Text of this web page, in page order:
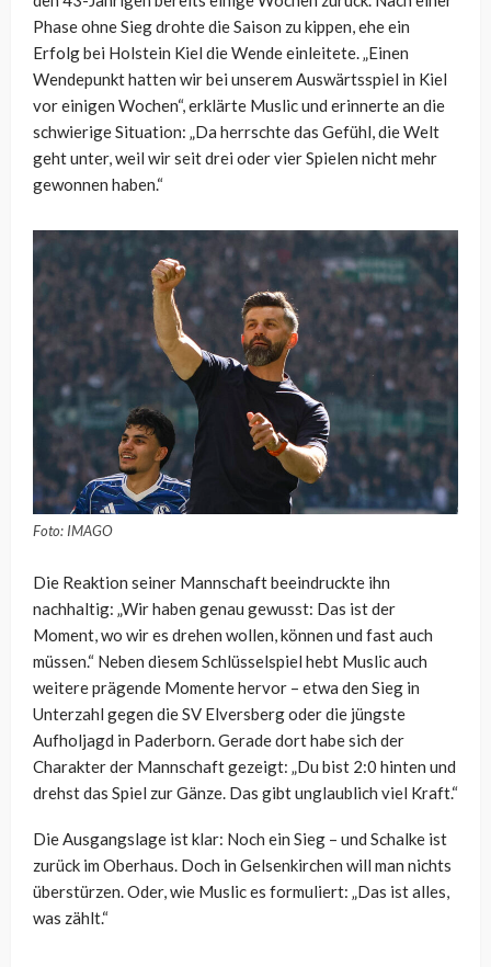
Phase ohne Sieg drohte die Saison zu kippen, ehe ein
Erfolg bei Holstein Kiel die Wende einleitete. „Einen
Wendepunkt hatten wir bei unserem Auswärtsspiel in Kiel
vor einigen Wochen“, erklärte Muslic und erinnerte an die
schwierige Situation: „Da herrschte das Gefühl, die Welt
geht unter, weil wir seit drei oder vier Spielen nicht mehr
gewonnen haben.“
Foto: IMAGO
Die Reaktion seiner Mannschaft beeindruckte ihn
nachhaltig: „Wir haben genau gewusst: Das ist der
Moment, wo wir es drehen wollen, können und fast auch
müssen.“ Neben diesem Schlüsselspiel hebt Muslic auch
weitere prägende Momente hervor – etwa den Sieg in
Unterzahl gegen die SV Elversberg oder die jüngste
Aufholjagd in Paderborn. Gerade dort habe sich der
Charakter der Mannschaft gezeigt: „Du bist 2:0 hinten und
drehst das Spiel zur Gänze. Das gibt unglaublich viel Kraft.“
Die Ausgangslage ist klar: Noch ein Sieg – und Schalke ist
zurück im Oberhaus. Doch in Gelsenkirchen will man nichts
überstürzen. Oder, wie Muslic es formuliert: „Das ist alles,
was zählt.“